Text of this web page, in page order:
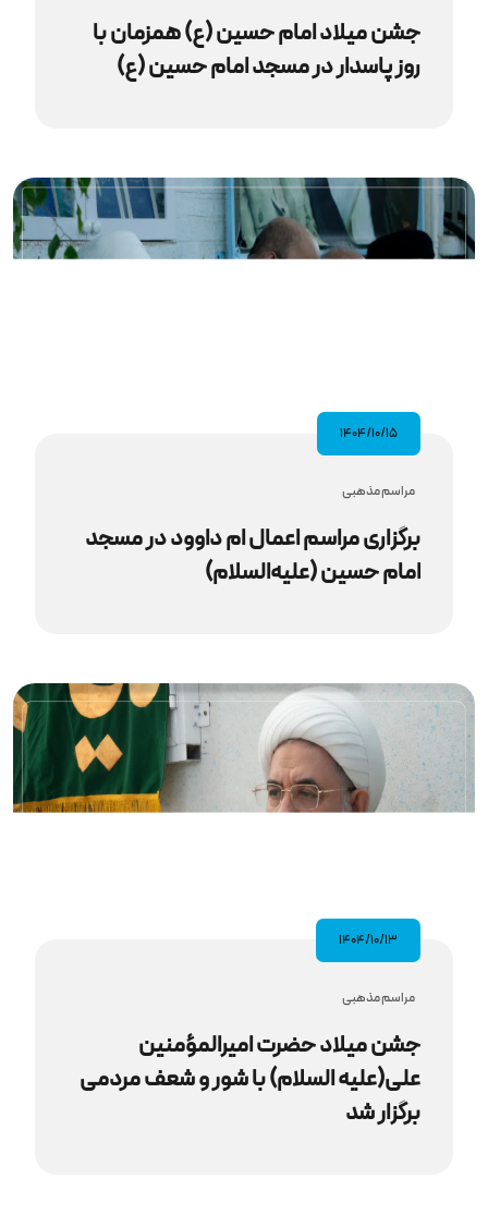
جشن میلاد امام حسین (ع) همزمان با
روز پاسدار در مسجد امام حسین (ع)
۱۴۰۴/۱۰/۱۵
مراسم مذهبى
برگزاری مراسم اعمال ام‌ داوود در مسجد
امام حسین (علیه‌السلام)
۱۴۰۴/۱۰/۱۳
مراسم مذهبى
جشن میلاد حضرت امیرالمؤمنین
علی(علیه السلام) با شور و شعف مردمی
برگزار شد